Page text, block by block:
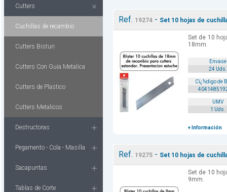
Cutters
Cuchillas de recambio
Cutters Bisturi
Cutters Con Guia Metalica
Cutters de Plastico
Cutters Metalicos
Destructoras
Pegamento - Cola - Masilla
Sacapuntas
Tablas de Corte
Ref. 19274- Set 10 hojas de
Set de 10
18mm.
Envase
24 Uds.
Cï¿½digo de
UMV
1 Uds.
+ Información
Ref. 19275- Set 10 hojas de
Set de 10
9mm.